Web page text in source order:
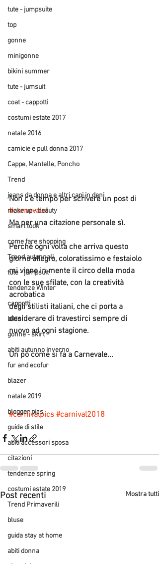
tute - jumpsuite
top
gonne
minigonne
bikini summer
tute - jumsuit
coat - cappotti
costumi estate 2017
natale 2016
camicie e pull donna 2017
Cappe, Mantelle, Poncho
Trend
jeans da donna e altri capi in deni
make up - beauty
smart look
come fare shopping
Trend autunnali
tute - jumpsuit
tendenze Winter
cappotti
bikini
gonne - skirt
abiti autunno inverno
fur and ecofur
blazer
natale 2019
blogger pics
guide di stile
abiti accessori sposa
citazioni
tendenze spring
costumi estate 2019
Trend Primaverili
bluse
guida stay at home
abiti donna
Non c'è tempo per scrivere un post di
#carnevale!
Ma per una citazione personale sì.
Perché ogni volta che arriva questo
giorno allegro, coloratissimo e festaiolo
mi viene in mente il circo della moda
con le sue sfilate, con la creatività
acrobatica
degli stilisti italiani, che ci porta a
desiderare di travestirci sempre di
nuovo ad ogni stagione.
Un pò come si fa a Carnevale...
#carnivalpics #carnival2018
Post recenti Mostra tutti